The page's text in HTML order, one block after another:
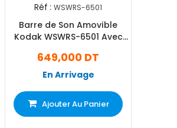
Réf : WSWRS-6501
Barre de Son Amovible
Kodak WSWRS-6501 Avec
649,000 DT
En Arrivage
Ajouter Au Panier